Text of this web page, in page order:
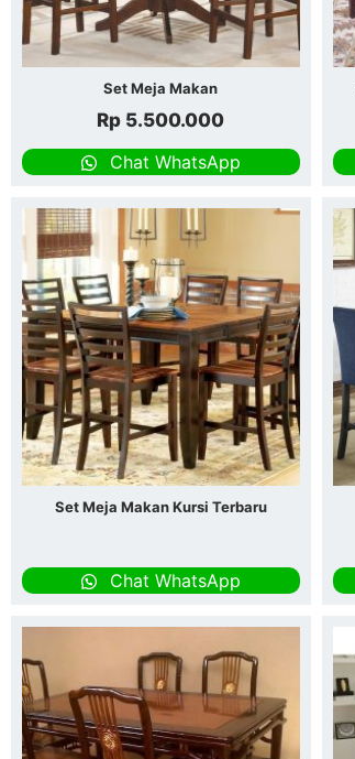
Set Meja Makan
Rp 5.500.000
Chat WhatsApp
Set Meja Makan Kursi Terbaru
Chat WhatsApp